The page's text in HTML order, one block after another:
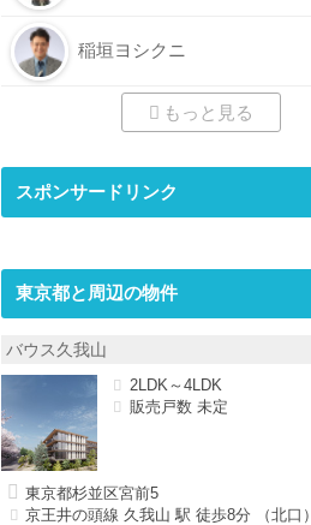
稲垣ヨシクニ
もっと見る
スポンサードリンク
東京都と周辺の物件
バウス久我山
2LDK～4LDK
販売戸数 未定
東京都杉並区宮前5
京王井の頭線 久我山 駅 徒歩8分 （北口）